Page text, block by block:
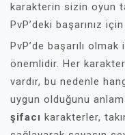
karakterin sizin oyun
PvP’deki başarınız
PvP’de başarılı
önemlidir. Her
vardır, bu nedenle
uygun olduğunu
şifacı karakterler,